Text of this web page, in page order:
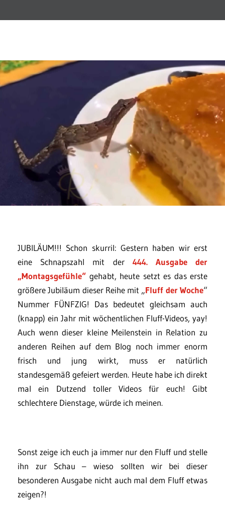
JUBILÄUM!!! Schon skurril: Gestern haben wir erst
eine Schnapszahl mit der 444. Ausgabe der
„Montagsgefühle“ gehabt, heute setzt es das erste
größere Jubiläum dieser Reihe mit „Fluff der Woche“
Nummer FÜNFZIG! Das bedeutet gleichsam auch
(knapp) ein Jahr mit wöchentlichen Fluff-Videos, yay!
Auch wenn dieser kleine Meilenstein in Relation zu
anderen Reihen auf dem Blog noch immer enorm
frisch und jung wirkt, muss er natürlich
standesgemäß gefeiert werden. Heute habe ich direkt
mal ein Dutzend toller Videos für euch! Gibt
schlechtere Dienstage, würde ich meinen.
Sonst zeige ich euch ja immer nur den Fluff und stelle
ihn zur Schau – wieso sollten wir bei dieser
besonderen Ausgabe nicht auch mal dem Fluff etwas
zeigen?!